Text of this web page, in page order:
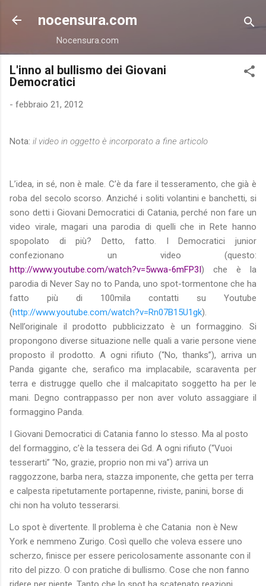
Passa ai contenuti principali
nocensura.com
Nocensura.com
L'inno al bullismo dei Giovani
Democratici
- febbraio 21, 2012
Nota: il video in oggetto è incorporato a fine articolo
L’idea, in sé, non è male. C’è da fare il tesseramento, che già è
roba del secolo scorso. Anziché i soliti volantini e banchetti, si
sono detti i Giovani Democratici di Catania, perché non fare un
video virale, magari una parodia di quelli che in Rete hanno
spopolato di più? Detto, fatto. I Democratici junior
confezionano un video (questo:
http://www.youtube.com/watch?v=5wwa-6mFP3I) che è la
parodia di Never Say no to Panda, uno spot-tormentone che ha
fatto più di 100mila contatti su Youtube
(http://www.youtube.com/watch?v=Rn07B15U1gk).
Nell’originale il prodotto pubblicizzato è un formaggino. Si
propongono diverse situazione nelle quali a varie persone viene
proposto il prodotto. A ogni rifiuto (“No, thanks”), arriva un
Panda gigante che, serafico ma implacabile, scaraventa per
terra e distrugge quello che il malcapitato soggetto ha per le
mani. Degno contrappasso per non aver voluto assaggiare il
formaggino Panda.
I Giovani Democratici di Catania fanno lo stesso. Ma al posto
del formaggino, c’è la tessera dei Gd. A ogni rifiuto (“Vuoi
tesserarti” “No, grazie, proprio non mi va”) arriva un
raggozzone, barba nera, stazza imponente, che getta per terra
e calpesta ripetutamente portapenne, riviste, panini, borse di
chi non ha voluto tesserarsi.
Lo spot è divertente. Il problema è che Catania non è New
York e nemmeno Zurigo. Così quello che voleva essere uno
scherzo, finisce per essere pericolosamente assonante con il
rito del pizzo. O con pratiche di bullismo. Cose che non fanno